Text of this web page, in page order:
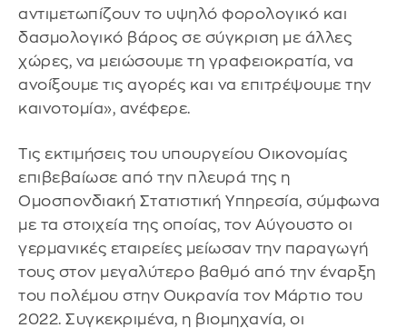
αντιμετωπίζουν το υψηλό φορολογικό και
δασμολογικό βάρος σε σύγκριση με άλλες
χώρες, να μειώσουμε τη γραφειοκρατία, να
ανοίξουμε τις αγορές και να επιτρέψουμε την
καινοτομία», ανέφερε.
Τις εκτιμήσεις του υπουργείου Οικονομίας
επιβεβαίωσε από την πλευρά της η
Ομοσπονδιακή Στατιστική Υπηρεσία, σύμφωνα
με τα στοιχεία της οποίας, τον Αύγουστο οι
γερμανικές εταιρείες μείωσαν την παραγωγή
τους στον μεγαλύτερο βαθμό από την έναρξη
του πολέμου στην Ουκρανία τον Μάρτιο του
2022. Συγκεκριμένα, η βιομηχανία, οι